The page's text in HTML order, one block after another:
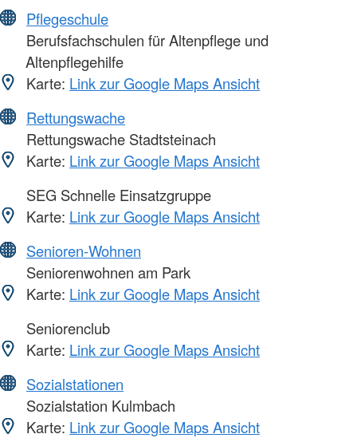
Pflegeschule
Berufsfachschulen für Altenpflege und
Altenpflegehilfe
Karte: Link zur Google Maps Ansicht
Rettungswache
Rettungswache Stadtsteinach
Karte: Link zur Google Maps Ansicht
SEG Schnelle Einsatzgruppe
Karte: Link zur Google Maps Ansicht
Senioren-Wohnen
Seniorenwohnen am Park
Karte: Link zur Google Maps Ansicht
Seniorenclub
Karte: Link zur Google Maps Ansicht
Sozialstationen
Sozialstation Kulmbach
Karte: Link zur Google Maps Ansicht